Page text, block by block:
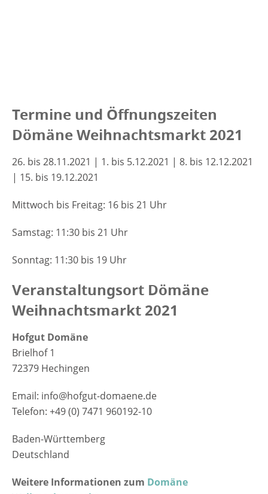
Termine und Öffnungszeiten
Dömäne Weihnachtsmarkt 2021
26. bis 28.11.2021 | 1. bis 5.12.2021 | 8. bis 12.12.2021
| 15. bis 19.12.2021
Mittwoch bis Freitag: 16 bis 21 Uhr
Samstag: 11:30 bis 21 Uhr
Sonntag: 11:30 bis 19 Uhr
Veranstaltungsort Dömäne
Weihnachtsmarkt 2021
Hofgut Domäne
Bri­el­hof 1
72379 Hechin­gen
Email: info@hofgut-domaene.de
Telefon: +49 (0) 7471 960192-10
Baden-Württemberg
Deutschland
Weitere Informationen zum Domäne